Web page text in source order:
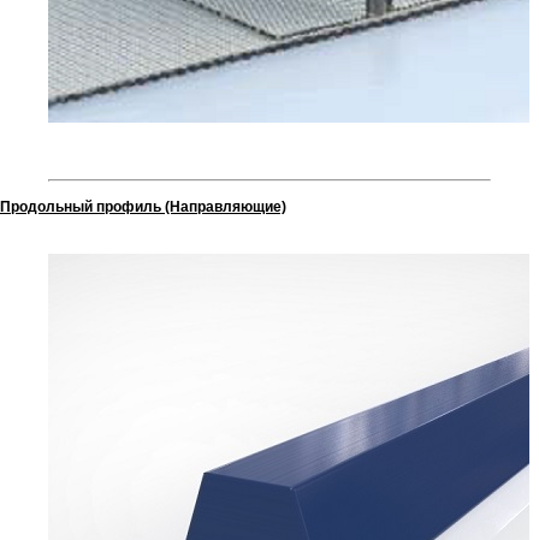
Продольный профиль (Направляющие)